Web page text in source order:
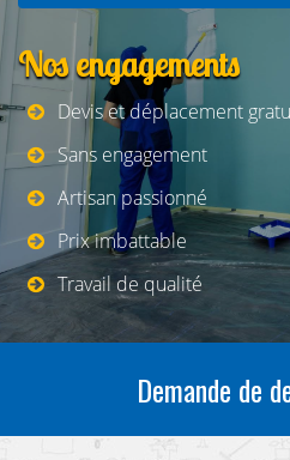
Nos engagements
Devis et déplacement
Sans engagement
Artisan passionné
Prix imbattable
Travail de qualité
Demande de